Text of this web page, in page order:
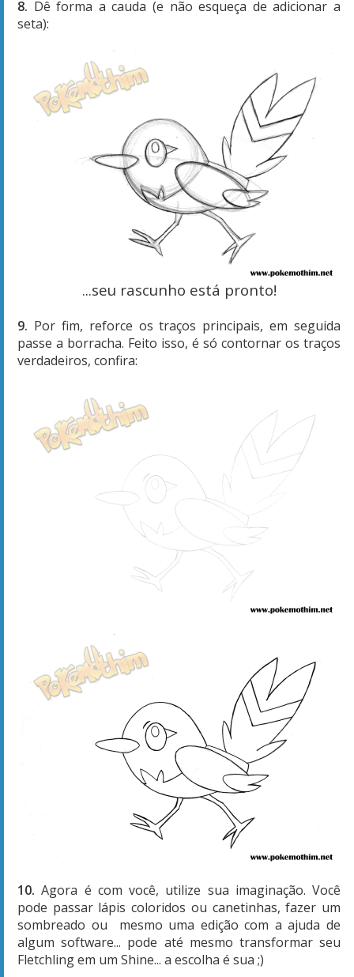
8. Dê forma a cauda (e não esqueça de adicionar a
seta):
...seu rascunho está pronto!
9. Por fim, reforce os traços principais, em seguida
passe a borracha. Feito isso, é só contornar os traços
verdadeiros, confira:
10.Agora é com você, utilize sua imaginação. Você
pode passar lápis coloridos ou canetinhas, fazer um
sombreado ou mesmo uma edição com a ajuda de
algum software... pode até mesmo transformar seu
Fletchling em um Shine... a escolha é sua ;)